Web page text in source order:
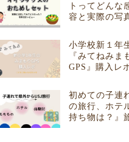
トってどんな
容と実際の写
小学校新１年
『みてねみま
GPS』購入レ
初めての子連
の旅行、ホテ
持ち物は？』